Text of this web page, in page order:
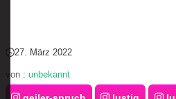
27. März 2022
von : unbekannt